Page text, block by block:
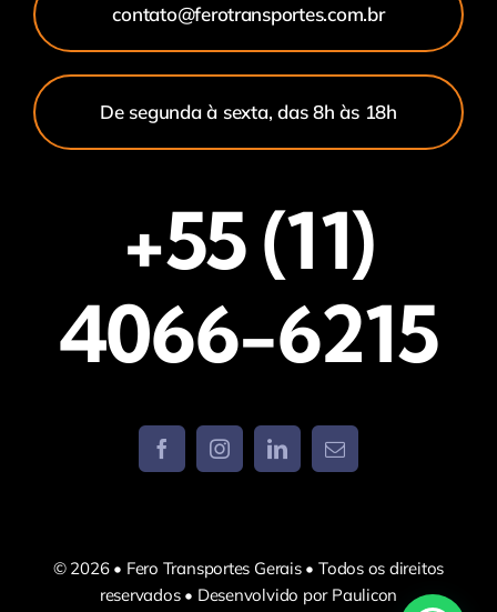
contato@ferotransportes.com.br
De segunda à sexta, das 8h às 18h
+55 (11)
4066-6215
© 2026 • Fero Transportes Gerais • Todos os direitos
reservados • Desenvolvido por Paulicon